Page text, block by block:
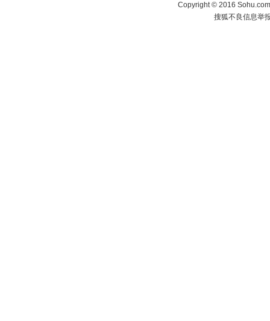
Copyright©2016
搜狐不良信息举